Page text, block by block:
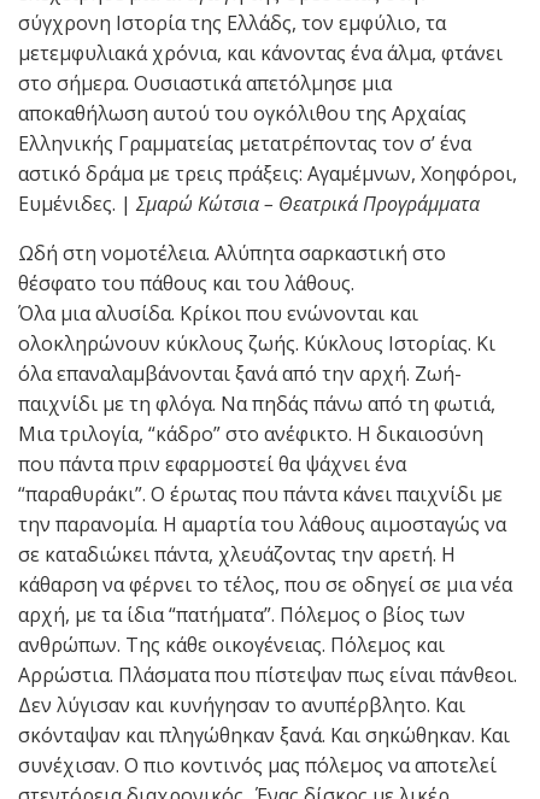
σύγχρονη Ιστορία της Ελλάδς, τον εμφύλιο, τα
μετεμφυλιακά χρόνια, και κάνοντας ένα άλμα, φτάνει
στο σήμερα. Ουσιαστικά απετόλμησε μια
αποκαθήλωση αυτού του ογκόλιθου της Αρχαίας
Ελληνικής Γραμματείας μετατρέποντας τον σ’ ένα
αστικό δράμα με τρεις πράξεις: Αγαμέμνων, Χοηφόροι,
Ευμένιδες. |Σμαρώ Κώτσια – Θεατρικά Προγράμματα
Ωδή στη νομοτέλεια. Αλύπητα σαρκαστική στο
θέσφατο του πάθους και του λάθους.
Όλα μια αλυσίδα. Κρίκοι που ενώνονται και
ολοκληρώνουν κύκλους ζωής. Κύκλους Ιστορίας. Κι
όλα επαναλαμβάνονται ξανά από την αρχή. Ζωή-
παιχνίδι με τη φλόγα. Να πηδάς πάνω από τη φωτιά,
Μια τριλογία, “κάδρο” στο ανέφικτο. Η δικαιοσύνη
που πάντα πριν εφαρμοστεί θα ψάχνει ένα
“παραθυράκι”. Ο έρωτας που πάντα κάνει παιχνίδι με
την παρανομία. Η αμαρτία του λάθους αιμοσταγώς να
σε καταδιώκει πάντα, χλευάζοντας την αρετή. Η
κάθαρση να φέρνει το τέλος, που σε οδηγεί σε μια νέα
αρχή, με τα ίδια “πατήματα”. Πόλεμος ο βίος των
ανθρώπων. Της κάθε οικογένειας. Πόλεμος και
Αρρώστια. Πλάσματα που πίστεψαν πως είναι πάνθεοι.
Δεν λύγισαν και κυνήγησαν το ανυπέρβλητο. Και
σκόνταψαν και πληγώθηκαν ξανά. Και σηκώθηκαν. Και
συνέχισαν. Ο πιο κοντινός μας πόλεμος να αποτελεί